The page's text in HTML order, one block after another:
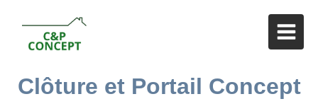
Clôture et Portail Concept